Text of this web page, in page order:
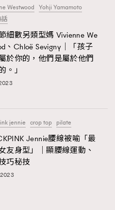
本公司的私隱政策聲明。
消息及其他宣傳資訊，本人同意
人資料於任何推廣用途。
editions: France | Greece
Portugal Spain
Westwood Yohji Yamamoto
細數另類型媽 Vivienne We
、Chloë Sevigny｜「孩子
於你的，他們是屬於他們
。」
jennie crop top pilate
Jennie腰線被喻「最
友身型」｜顯腰線運動、
巧秘技